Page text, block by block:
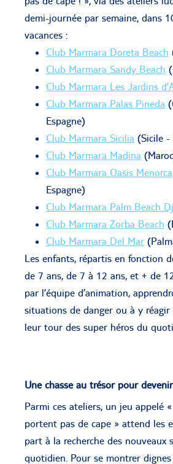
demi-journée par semaine, dans
vacances :
Club Marmara Doreta Beach
Club Marmara Sandy Beach
Club Marmara Les Jardins
Club Marmara Palas Pineda
Espagne)
Club Marmara Sicilia (Sicile -
Club Marmara Madina
Club Marmara Oasis Menorca
Espagne)
Club Marmara Palm Beach
Club Marmara Zorba Beach
Club Marmara Del Mar
Les enfants, répartis en fonction
de 7 ans, de 7 à 12 ans, et + de
par l’équipe d’animation,
situations de danger ou à y
leur tour des super héros du
Une chasse au trésor pour
Parmi ces ateliers, un jeu appelé
portent pas de cape » attend les
part à la recherche des nouveaux
quotidien. Pour se montrer